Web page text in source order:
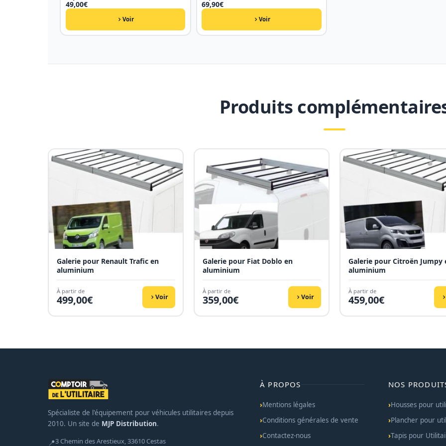
49,00€
Voir
69,90€
Voir
Produits
Galerie pour Renault Trafic en
aluminium
À partir de
499,00€ Voir
Galerie pour Fiat Doblo en
aluminium
À partir de
359,00€ Voir
Galerie pour Citroën Jumpy
aluminium
À partir de
459,00€
Spécialiste de l'équipement pour véhicules utilitaires depuis
2010. Un site de MJP Distribution.
📍3 Chemin des Arestieux, 33610 Cestas
À PROPOS
Mentions légales
Conditions générales de vente
Contactez-nous
NOS
Housses pour
Plancher pour
Tapis pour